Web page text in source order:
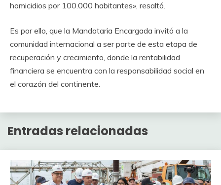
homicidios por 100.000 habitantes», resaltó.
Es por ello, que la Mandataria Encargada invitó a la
comunidad internacional a ser parte de esta etapa de
recuperación y crecimiento, donde la rentabilidad
financiera se encuentra con la responsabilidad social en
el corazón del continente.
Entradas relacionadas